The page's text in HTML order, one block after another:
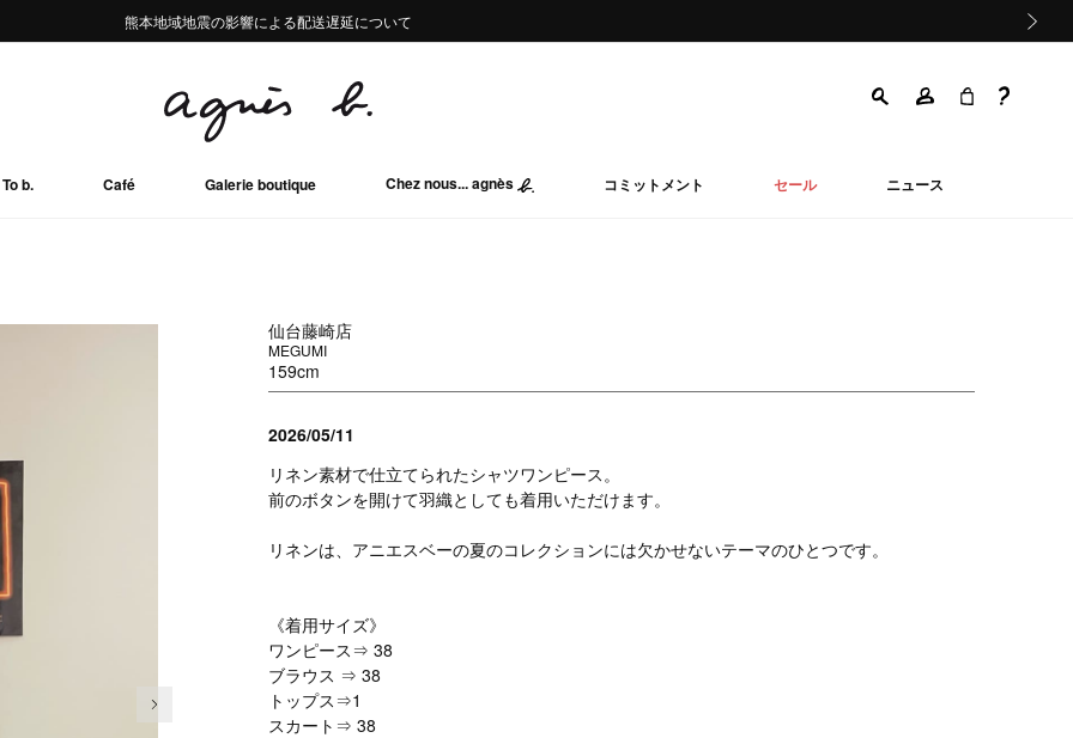
熊本地域地震の影響による配送遅延について
Summer Sale 2buy10%OFF!!
熊本地域地震の影響による配送遅延について
Summer Sale 2buy10%OFF!!
To b. Café Galerie boutique Chez nous... agnès コミットメント セール ニュース
仙台藤崎店
MEGUMI
159cm
2026/05/11
リネン素材で仕立てられたシャツワンピース。
前のボタンを開けて羽織としても着用いただけます。
リネンは、アニエスベーの夏のコレクションには欠かせないテーマのひとつです。
《着用サイズ》
ワンピース⇒ 38
ブラウス ⇒ 38
トップス⇒1
スカート⇒ 38